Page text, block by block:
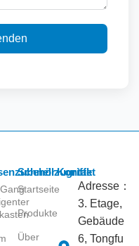
Schnellzugriffe
Startseite
Produkte
Über
Kontakt
Adresse：
3. Etage,
Gebäude
6, Tongfu